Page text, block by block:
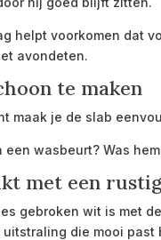
helpt voorkomen dat
avondeten.
te maken
maak je de slab
een wasbeurt? Was
met een
gebroken wit is met
die mooi